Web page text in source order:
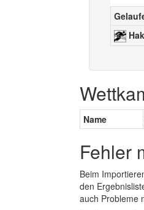
Name
Fehler
Beim
den
auch Probleme